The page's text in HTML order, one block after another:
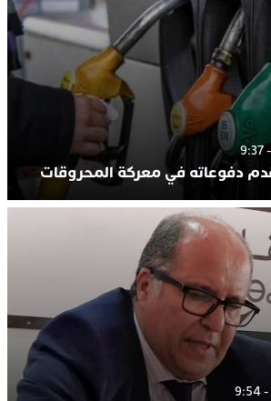
دفوعاته في معركة المحروقات